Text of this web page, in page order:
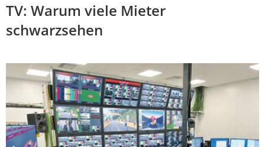
TV: Warum viele Mieter
schwarzsehen